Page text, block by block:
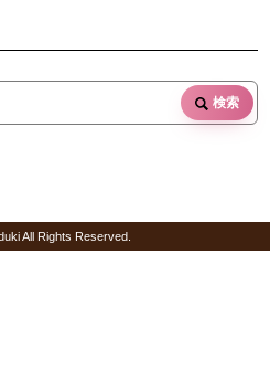
検索
All Rights Reserved.